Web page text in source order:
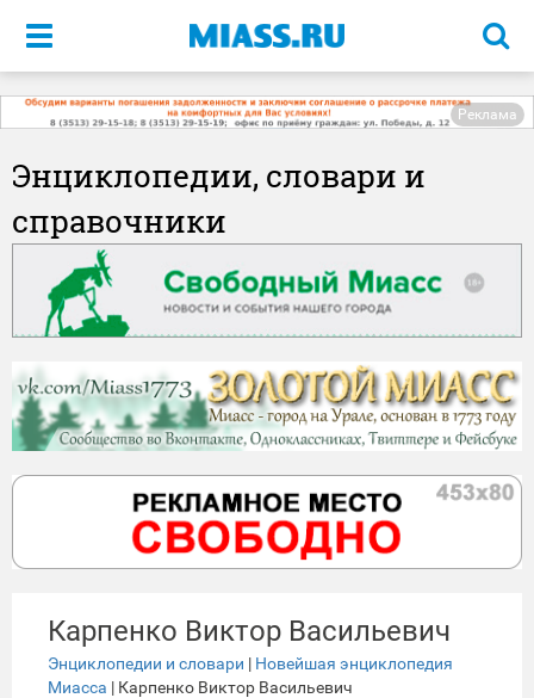
Меню
Реклама
Энциклопедии, словари и
справочники
Карпенко Виктор Васильевич
Энциклопедии и словари | Новейшая энциклопедия
Миасса | Карпенко Виктор Васильевич